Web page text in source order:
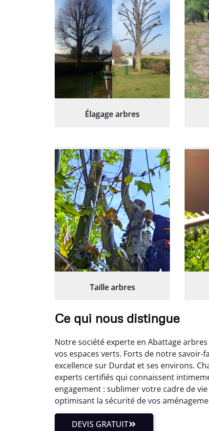
Élagage arbres
Taille arbres
Ce qui nous distingue
Notre société experte en Abattage
vos espaces verts. Forts de notre
excellence sur Durdat et ses environs.
experts certifiés qui connaissent
engagement : sublimer votre cadre de
optimisant la sécurité de vos
DEVIS GRATUIT